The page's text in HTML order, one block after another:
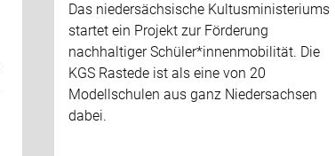
Das niedersächsische Kultusministeriums
startet ein Projekt zur Förderung
nachhaltiger Schüler*innenmobilität. Die
KGS Rastede ist als eine von 20
Modellschulen aus ganz Niedersachsen
dabei.